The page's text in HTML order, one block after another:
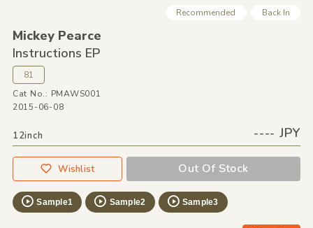
Recommended Back In
Mickey Pearce
Instructions EP
81
Cat No.: PMAWS001
2015-06-08
12inch ---- JPY
Wishlist Out Of Stock
Sample1 Sample2 Sample3